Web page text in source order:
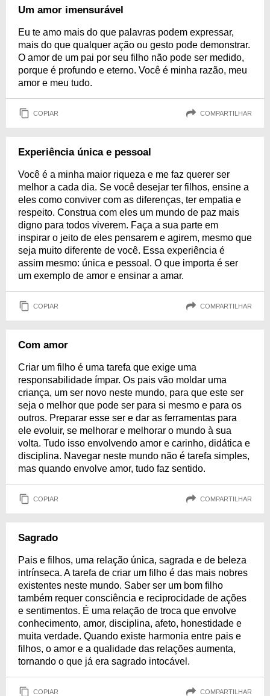
Um amor imensurável
Eu te amo mais do que palavras podem expressar,
mais do que qualquer ação ou gesto pode demonstrar.
O amor de um pai por seu filho não pode ser medido,
porque é profundo e eterno. Você é minha razão, meu
amor e meu tudo.
COPIAR COMPARTILHAR
Experiência única e pessoal
Você é a minha maior riqueza e me faz querer ser
melhor a cada dia. Se você desejar ter filhos, ensine a
eles como conviver com as diferenças, ter empatia e
respeito. Construa com eles um mundo de paz mais
digno para todos viverem. Faça a sua parte em
inspirar o jeito de eles pensarem e agirem, mesmo que
seja muito diferente de você. Essa experiência é
assim mesmo: única e pessoal. O que importa é ser
um exemplo de amor e ensinar a amar.
COPIAR COMPARTILHAR
Com amor
Criar um filho é uma tarefa que exige uma
responsabilidade ímpar. Os pais vão moldar uma
criança, um ser novo neste mundo, para que este ser
seja o melhor que pode ser para si mesmo e para os
outros. Preparar esse ser e dar as ferramentas para
ele evoluir, se melhorar e melhorar o mundo à sua
volta. Tudo isso envolvendo amor e carinho, didática e
disciplina. Navegar neste mundo não é tarefa simples,
mas quando envolve amor, tudo faz sentido.
COPIAR COMPARTILHAR
Sagrado
Pais e filhos, uma relação única, sagrada e de beleza
intrínseca. A tarefa de criar um filho é das mais nobres
existentes neste mundo. Saber ser um bom filho
também requer consciência e reciprocidade de ações
e sentimentos. É uma relação de troca que envolve
conhecimento, amor, disciplina, afeto, honestidade e
muita verdade. Quando existe harmonia entre pais e
filhos, o amor e a qualidade das relações aumenta,
tornando o que já era sagrado intocável.
COPIAR COMPARTILHAR